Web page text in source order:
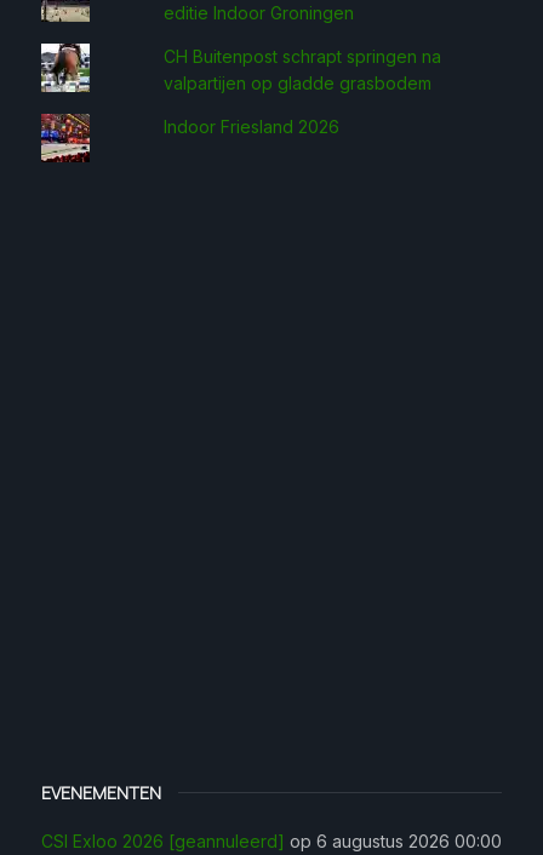
editie Indoor Groningen
CH Buitenpost schrapt springen na
valpartijen op gladde grasbodem
Indoor Friesland 2026
EVENEMENTEN
CSI Exloo 2026 [geannuleerd] op 6 augustus 2026 00:00